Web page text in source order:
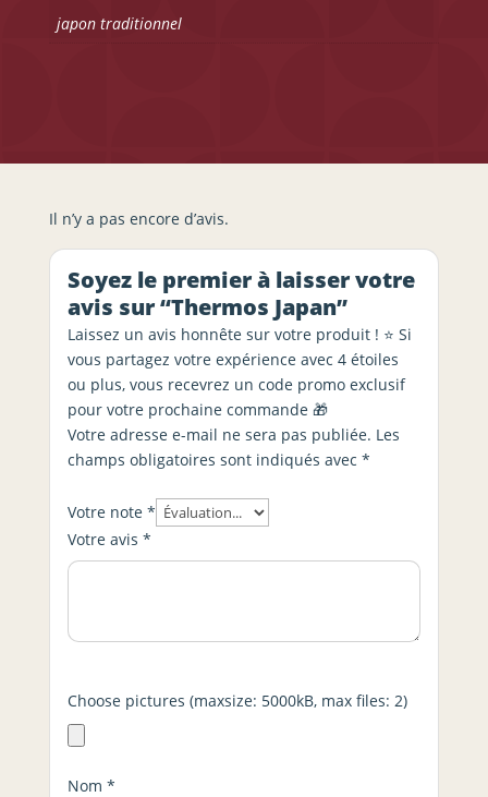
japon traditionnel
Il n’y a pas encore d’avis.
Soyez le premier à laisser votre
avis sur “Thermos Japan”
Laissez un avis honnête sur votre produit ! ⭐ Si
vous partagez votre expérience avec 4 étoiles
ou plus, vous recevrez un code promo exclusif
pour votre prochaine commande 🎁
Votre adresse e-mail ne sera pas publiée. Les
champs obligatoires sont indiqués avec *
Votre note *
Votre avis *
Choose pictures (maxsize: 5000kB, max files: 2)
Nom *